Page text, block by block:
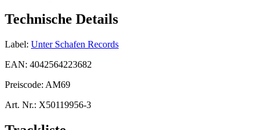
Technische Details
Label: Unter Schafen Records
EAN: 4042564223682
Preiscode: AM69
Art. Nr.: X50119956-3